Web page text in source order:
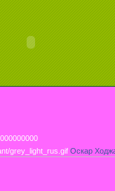
grey_light_rus.gif Оскар